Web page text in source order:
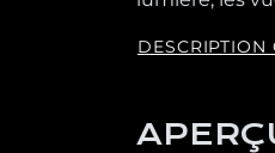
DESCRIPTION